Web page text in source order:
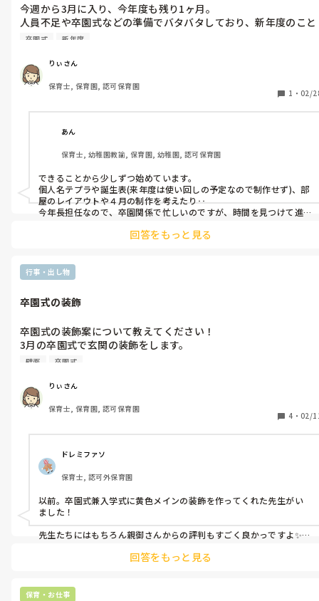
今週から3月に入り、今年度も残り1ヶ月。
人員不足や卒園式などの準備でバタバタしており、新年度のこと
どころではありません💦
年度末はバタバタしてしまうのはわかっていても毎回焦ってしま
います。
卒園式 新年度
りぃさん
保育士, 保育園, 認可保育園
1 ・ 02/
あん
保育士, 幼稚園教諭, 保育園, 幼稚園, 認可保育園
できることから少しずつ始めています。
個人名テプラや誕生表(来年度は使い回しの予定なので制作せず)、部
屋のレイアウトや４月の制作を考えたり‥
今年長担任なので、卒園関係で忙しいのですが、時間を見つけて進
回答をもっと見る
行事・出し物
卒園式の装飾
卒園式の装飾案について教えてください！
3月の卒園式で玄関の装飾をします。
例年、桜など定番の装飾が多いのですが、何か別の案があれば教
壁面 卒園式
りぃさん
保育士, 保育園, 認可保育園
4 ・ 02/
ドレミファソ
保育士, 認可外保育園
以前。卒園式兼入学式に黄色メインの装飾を作ってくれた先生がい
ました！
先生たちにはもちろん親御さんからの評判もすごく良かっですよ✨
回答をもっと見る
保育・お仕事